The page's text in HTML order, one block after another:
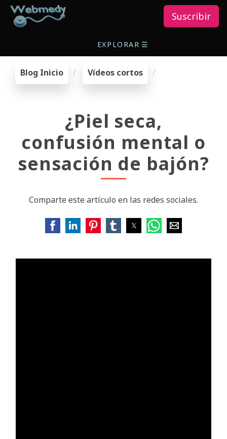
Suscribir
EXPLORAR ☰
Blog Inicio Vídeos cortos
¿Piel seca,
confusión mental o
sensación de bajón?
Comparte este artículo en las redes sociales.